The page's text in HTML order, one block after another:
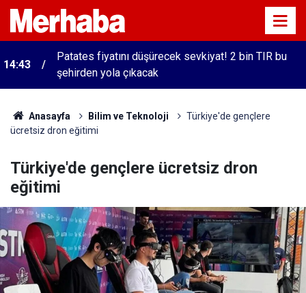
14:43
Patates fiyatını düşürecek sevkiyat! 2 bin TIR bu
şehirden yola çıkacak
Anasayfa Bilim ve Teknoloji
Türkiye'de gençlere
ücretsiz dron eğitimi
Türkiye'de gençlere ücretsiz dron
eğitimi